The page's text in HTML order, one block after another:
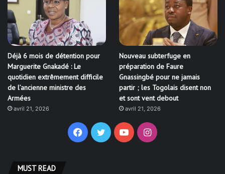
Déjà 6 mois de détention pour
Marguerite Gnakadé : Le
quotidien extrêmement difficile
de l’ancienne ministre des
Armées
avril 21, 2026
Nouveau subterfuge en
préparation de Faure
Gnassingbé pour ne jamais
partir ; les Togolais disent non
et sont vent debout
avril 21, 2026
Facebook
TwitterYouTubeInstagram
MUST READ